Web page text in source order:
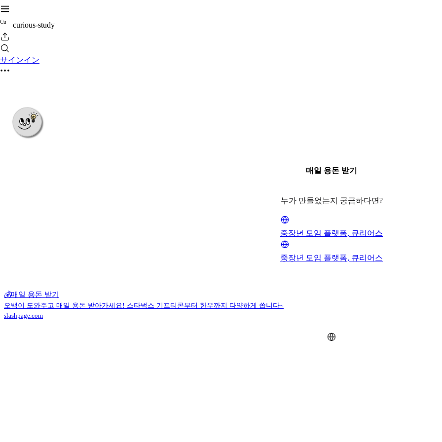
Cu curious-study
サインイン
매일 용돈 받기
누가 만들었는지 궁금하다면?
중장년 모임 플랫폼, 큐리어스
중장년 모임 플랫폼, 큐리어스
💰매일 용돈 받기
오백이 도와주고 매일 용돈 받아가세요! 스타벅스 기프티콘부터 한우까지 다양하게 쏩니다~
slashpage.com